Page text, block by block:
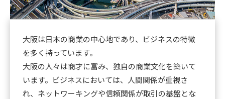
大阪は日本の商業の中心地であり、ビジネスの特徴
を多く持っています。
大阪の人々は商才に富み、独自の商業文化を築いて
います。ビジネスにおいては、人間関係が重視さ
れ、ネットワーキングや信頼関係が取引の基盤とな